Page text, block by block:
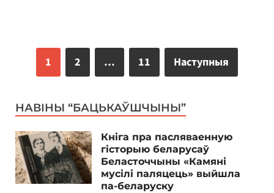
1 2 … 11 Наступныя
НАВІНЫ “БАЦЬКАЎШЧЫНЫ”
Кніга пра пасляваенную
гісторыю беларусаў
Беласточчыны «Камяні
мусілі паляцець» выйшла
па-беларуску